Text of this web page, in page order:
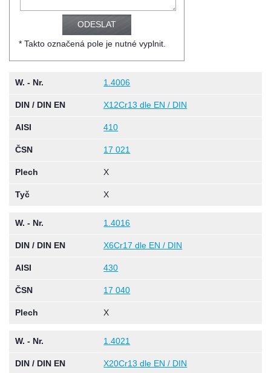
* Takto označená pole je nutné vyplnit.
W. - Nr. 1.4006
DIN / DIN EN X12Cr13 dle EN / DIN
AISI 410
ČSN 17 021
Plech X
Tyč X
W. - Nr. 1.4016
DIN / DIN EN X6Cr17 dle EN / DIN
AISI 430
ČSN 17 040
Plech X
W. - Nr. 1.4021
DIN / DIN EN X20Cr13 dle EN / DIN